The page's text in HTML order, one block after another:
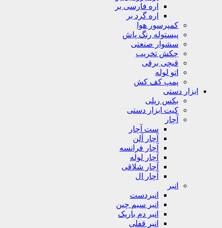
اره فارسی بر
اره گرد بر
کمپرسور هوا
پیستوله رنگ پاش
سشوار صنعتی
چکش تخریب
قیچی برقی
اتو لوله
پمپ کف کش
ابزار دستی
بکس ریلی
کیت ابزار دستی
آچار
ست آچار
آچار آلن
آچار فرانسه
آچار لوله
آچار شلاقی
آچار ال
انبر
انبردست
انبر سیم چین
انبر دم باریک
انبر قفلی